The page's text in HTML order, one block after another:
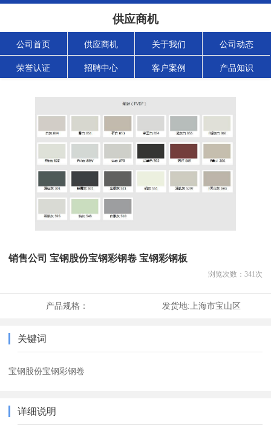
供应商机
公司首页 供应商机 关于我们 公司动态
荣誉认证 招聘中心 客户案例 产品知识
销售公司 宝钢股份宝钢彩钢卷 宝钢彩钢板
浏览次数： 341次
产品规格： 发货地: 上海市宝山区
关键词
宝钢股份宝钢彩钢卷
详细说明